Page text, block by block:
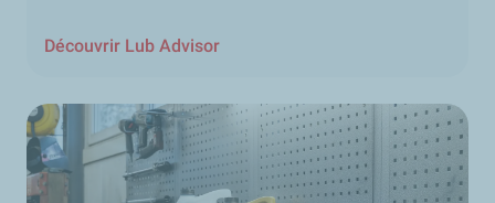
Découvrir Lub Advisor